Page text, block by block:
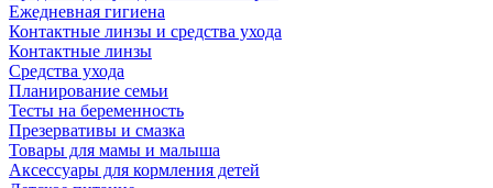
Ежедневная гигиена
Контактные линзы и средства ухода
Контактные линзы
Средства ухода
Планирование семьи
Тесты на беременность
Презервативы и смазка
Товары для мамы и малыша
Аксессуары для кормления детей